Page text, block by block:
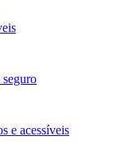
e acessíveis